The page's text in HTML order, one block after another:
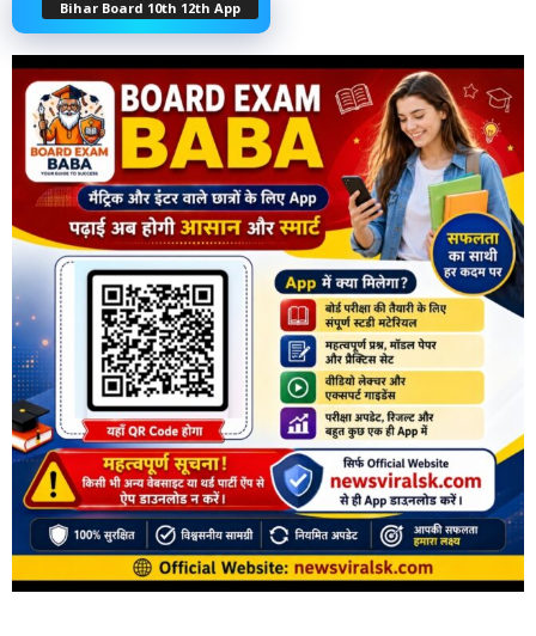
Bihar Board 10th 12th App